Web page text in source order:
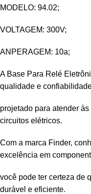
MODELO: 94.02;
VOLTAGEM: 300V;
ANPERAGEM: 10a;
A Base Para Relé
qualidade e
projetado para atender
circuitos elétricos.
Com a marca Finder,
excelência em
você pode ter certeza de
durável e eficiente.